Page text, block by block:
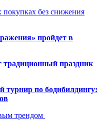
без снижения
пройдет в
традиционный праздник
турнир по бодибилдингу:
трендом